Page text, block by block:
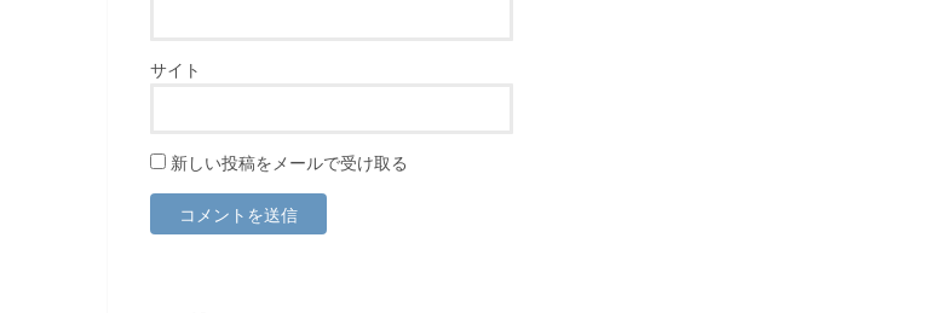
サイト
新しい投稿をメールで受け取る